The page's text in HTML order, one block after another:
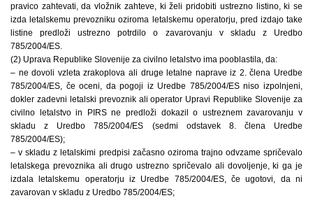
pravico zahtevati, da vložnik zahteve, ki želi pridobiti ustrezno listino, ki se
izda letalskemu prevozniku oziroma letalskemu operatorju, pred izdajo take
listine predloži ustrezno potrdilo o zavarovanju v skladu z Uredbo
785/2004/ES.
(2) Uprava Republike Slovenije za civilno letalstvo ima pooblastila, da:
– ne dovoli vzleta zrakoplova ali druge letalne naprave iz 2. člena Uredbe
785/2004/ES, če oceni, da pogoji iz Uredbe 785/2004/ES niso izpolnjeni,
dokler zadevni letalski prevoznik ali operator Upravi Republike Slovenije za
civilno letalstvo in PIRS ne predloži dokazil o ustreznem zavarovanju v
skladu z Uredbo 785/2004/ES (sedmi odstavek 8. člena Uredbe
785/2004/ES);
– v skladu z letalskimi predpisi začasno oziroma trajno odvzame spričevalo
letalskega prevoznika ali drugo ustrezno spričevalo ali dovoljenje, ki ga je
izdala letalskemu operatorju iz Uredbe 785/2004/ES, če ugotovi, da ni
zavarovan v skladu z Uredbo 785/2004/ES;